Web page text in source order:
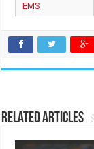
EMS
Related Articles